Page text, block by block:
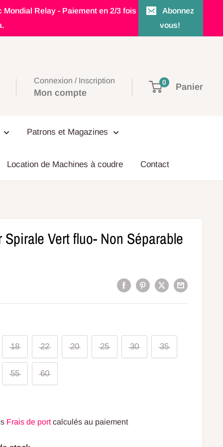
Relay - Paiement en 2/3 fois
Abonnez
vous!
Connexion / Inscription
Mon compte
0 Panier
Patrons et Magazines
Location de Machines à coudre Contact
Spirale Vert fluo- Non Séparable
18 22 20 25 30 35
55 60
Frais de portcalculés au paiement